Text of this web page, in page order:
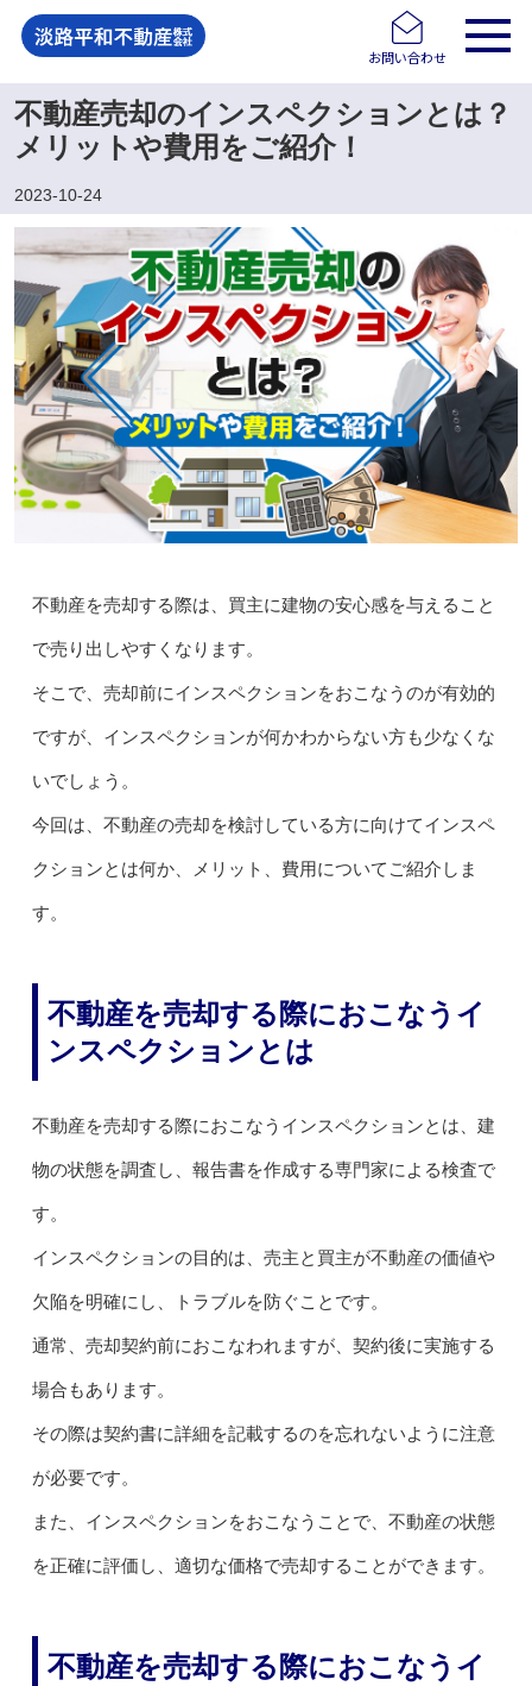
お問い合わせ
不動産売却のインスペクションとは？
メリットや費用をご紹介！
2023-10-24
不動産を売却する際は、買主に建物の安心感を与えること
で売り出しやすくなります。
そこで、売却前にインスペクションをおこなうのが有効的
ですが、インスペクションが何かわからない方も少なくな
いでしょう。
今回は、不動産の売却を検討している方に向けてインスペ
クションとは何か、メリット、費用についてご紹介しま
す。
不動産を売却する際におこなうイ
ンスペクションとは
不動産を売却する際におこなうインスペクションとは、建
物の状態を調査し、報告書を作成する専門家による検査で
す。
インスペクションの目的は、売主と買主が不動産の価値や
欠陥を明確にし、トラブルを防ぐことです。
通常、売却契約前におこなわれますが、契約後に実施する
場合もあります。
その際は契約書に詳細を記載するのを忘れないように注意
が必要です。
また、インスペクションをおこなうことで、不動産の状態
を正確に評価し、適切な価格で売却することができます。
不動産を売却する際におこなうイ